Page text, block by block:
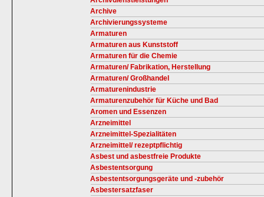
Archive
Archivierungssysteme
Armaturen
Armaturen aus Kunststoff
Armaturen für die Chemie
Armaturen/ Fabrikation, Herstellung
Armaturen/ Großhandel
Armaturenindustrie
Armaturenzubehör für Küche und Bad
Aromen und Essenzen
Arzneimittel
Arzneimittel-Spezialitäten
Arzneimittel/ rezeptpflichtig
Asbest und asbestfreie Produkte
Asbestentsorgung
Asbestentsorgungsgeräte und -zubehör
Asbestersatzfaser